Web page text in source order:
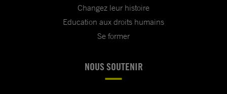
Changez leur histoire
Education aux droits humains
Se former
NOUS SOUTENIR